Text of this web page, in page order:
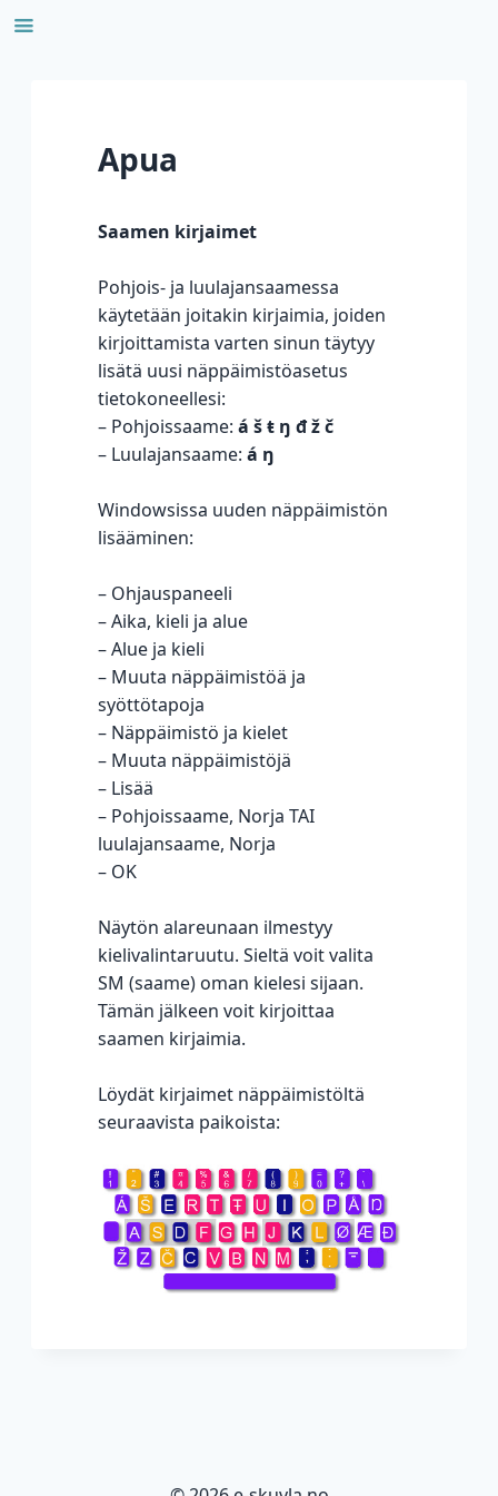
Siirry
Apua
Saamen kirjaimet
Pohjois- ja luulajansaamessa
käytetään joitakin kirjaimia, joiden
kirjoittamista varten sinun täytyy
lisätä uusi näppäimistöasetus
tietokoneellesi:
– Pohjoissaame: á š ŧ ŋ đ ž č
– Luulajansaame: á ŋ
Windowsissa uuden näppäimistön
lisääminen:
– Ohjauspaneeli
– Aika, kieli ja alue
– Alue ja kieli
– Muuta näppäimistöä ja
syöttötapoja
– Näppäimistö ja kielet
– Muuta näppäimistöjä
– Lisää
– Pohjoissaame, Norja TAI
luulajansaame, Norja
– OK
Näytön alareunaan ilmestyy
kielivalintaruutu. Sieltä voit valita
SM (saame) oman kielesi sijaan.
Tämän jälkeen voit kirjoittaa
saamen kirjaimia.
Löydät kirjaimet näppäimistöltä
seuraavista paikoista: